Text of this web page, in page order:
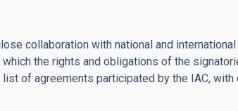
collaboration with national and
the rights and obligations of the
of agreements participated by the IAC,